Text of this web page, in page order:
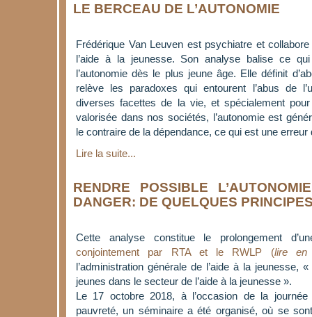
LE BERCEAU DE L’AUTONOMIE
Frédérique Van Leuven est psychiatre et
l’aide à la jeunesse. Son analyse balise ce
l’autonomie dès le plus jeune âge. Elle définit
relève les paradoxes qui entourent l’abus de
diverses facettes de la vie, et spécialement
valorisée dans nos sociétés, l’autonomie est
le contraire de la dépendance, ce qui est une erreur
Lire la suite...
RENDRE POSSIBLE
DANGER: DE QUELQUES
Cette analyse constitue le prolongement
conjointement par RTA et le RWLP (lire en
l’administration générale de l’aide à la jeunesse,
jeunes dans le secteur de l’aide à la jeunesse ».
Le 17 octobre 2018, à l’occasion de la
pauvreté, un séminaire a été organisé, où se